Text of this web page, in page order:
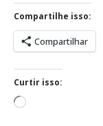
Compartilhe isso:
Compartilhar
Curtir isso:
Carregando...